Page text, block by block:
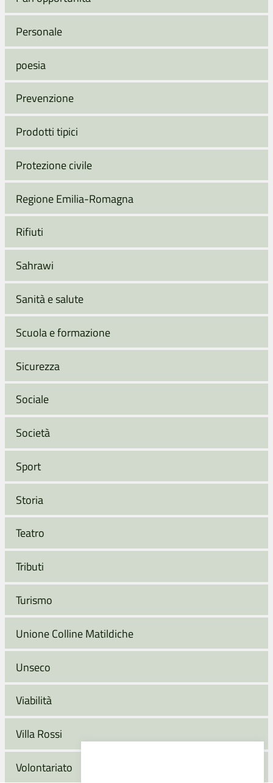
Personale
poesia
Prevenzione
Prodotti tipici
Protezione civile
Regione Emilia-Romagna
Rifiuti
Sahrawi
Sanità e salute
Scuola e formazione
Sicurezza
Sociale
Società
Sport
Storia
Teatro
Tributi
Turismo
Unione Colline Matildiche
Unseco
Viabilità
Villa Rossi
Volontariato